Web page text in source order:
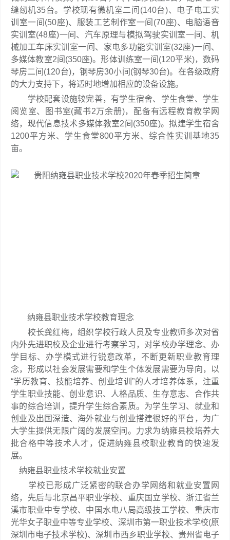
缝纫机35台。学校现有微机室二间(140台)、电子电工实
训室一间(50座)、服装工艺制作室一间(70座)、电脑语音
实训室(48座)一间、汽车原理与模拟驾驶实训室一间、机
械加工车床实训室一间、家电多功能实训室(32座)一间、
多媒体教室2间(350座)。形体训练室一间(120平米)，数码
琴房二间(120台)，钢琴房30小间(钢琴30台)。在各级政府
的大力支持下，将适时地增加相应的设备设施。
学校配套设施较完善，有学生宿舍、学生食堂、学生
阅览室、图书室(藏书2万余册)，配备有远程教育教学网
络，现代信息技术多媒体教室2间(350座)。拟建学生宿舍
1200平方米、学生食堂800平方米、综合性实训基地35
亩。
纳雍县职业技术学校教育理念
校长龚红梅，组织学校行政人员及专业教师多次对省
内外先进职校及企业进行考察学习，对学校办学理念、办
学目标、办学模式进行锐意改革，不断更新职业教育理
念，形成以社会发展需要和学生个体发展需要为导向，以
“学历教育、技能培养、创业培训”的人才培养体系，注重
学生职业技能、创业意识、人格品质、生存意志、合作共
事的综合培训，提升学生综合素质。为学生学习、就业和
创业及出国深造、海外就业与创业搭建很好的平台，为广
大学生提供无限广阔的发展空间。力求为纳雍县校培养大
批合格中等技术人才，促进纳雍县校职业教育的快速发
展。
纳雍县职业技术学校就业安置
学校已形成广泛紧密的联合办学网络和就业安置网
络，先后与北京昌平职业学校、重庆国立学校、浙江省兰
溪市职业中专学校、中国水电八局高级技工学校、重庆市
光华女子职业中等专业学校、深圳市第一职业技术学校(原
深圳市电子技术学校)、深圳市西乡职业学校、贵州省电子